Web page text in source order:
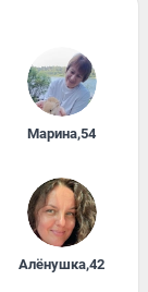
Марина,54
Алёнушка,42